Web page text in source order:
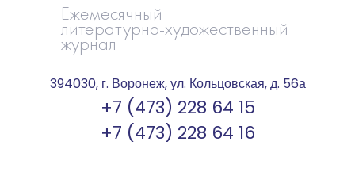
Ежемесячный
литературно-художественный
журнал
394030, г. Воронеж, ул. Кольцовская, д. 56а
+7 (473) 228 64 15
+7 (473) 228 64 16